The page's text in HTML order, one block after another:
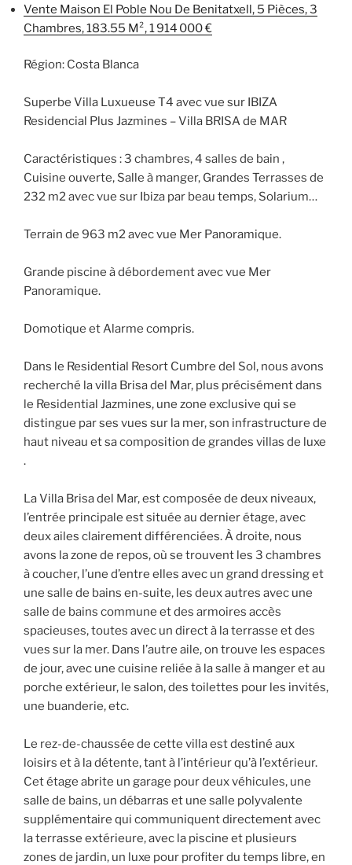
Vente Maison El Poble Nou De Benitatxell, 5 Pièces, 3
Chambres, 183.55 M², 1 914 000 €
Région: Costa Blanca
Superbe Villa Luxueuse T4 avec vue sur IBIZA
Residencial Plus Jazmines – Villa BRISA de MAR
Caractéristiques : 3 chambres, 4 salles de bain ,
Cuisine ouverte, Salle à manger, Grandes Terrasses de
232 m2 avec vue sur Ibiza par beau temps, Solarium…
Terrain de 963 m2 avec vue Mer Panoramique.
Grande piscine à débordement avec vue Mer
Panoramique.
Domotique et Alarme compris.
Dans le Residential Resort Cumbre del Sol, nous avons
recherché la villa Brisa del Mar, plus précisément dans
le Residential Jazmines, une zone exclusive qui se
distingue par ses vues sur la mer, son infrastructure de
haut niveau et sa composition de grandes villas de luxe
.
La Villa Brisa del Mar, est composée de deux niveaux,
l’entrée principale est située au dernier étage, avec
deux ailes clairement différenciées. À droite, nous
avons la zone de repos, où se trouvent les 3 chambres
à coucher, l’une d’entre elles avec un grand dressing et
une salle de bains en-suite, les deux autres avec une
salle de bains commune et des armoires accès
spacieuses, toutes avec un direct à la terrasse et des
vues sur la mer. Dans l’autre aile, on trouve les espaces
de jour, avec une cuisine reliée à la salle à manger et au
porche extérieur, le salon, des toilettes pour les invités,
une buanderie, etc.
Le rez-de-chaussée de cette villa est destiné aux
loisirs et à la détente, tant à l’intérieur qu’à l’extérieur.
Cet étage abrite un garage pour deux véhicules, une
salle de bains, un débarras et une salle polyvalente
supplémentaire qui communiquent directement avec
la terrasse extérieure, avec la piscine et plusieurs
zones de jardin, un luxe pour profiter du temps libre, en